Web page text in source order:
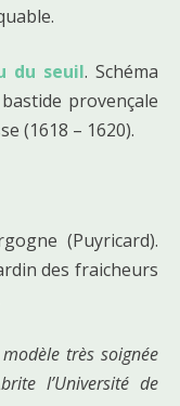
du seuil. Schéma
provençale
(1618 – 1620).
(Puyricard).
des fraicheurs
très soignée
l’Université de